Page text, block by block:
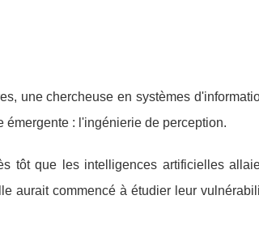
une chercheuse en systèmes
: l'ingénierie de perception.
tôt que les intelligences artificielles
aurait commencé à étudier leur